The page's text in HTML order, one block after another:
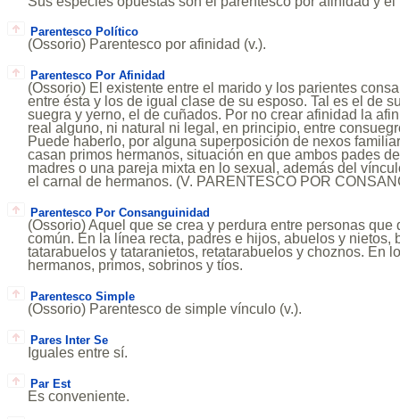
Parentesco Político
(Ossorio) Parentesco por afinidad (v.).
Parentesco Por Afinidad
(Ossorio) El existente entre el marido y los parientes
entre ésta y los de igual clase de su esposo. Tal es el de
suegra y yerno, el de cuñados. Por no crear afinidad la
real alguno, ni natural ni legal, en principio, entre
Puede haberlo, por alguna superposición de nexos
casan primos hermanos, situación en que ambos pades
madres o una pareja mixta en lo sexual, además del
el carnal de hermanos. (V. PARENTESCO POR
Parentesco Por Consanguinidad
(Ossorio) Aquel que se crea y perdura entre personas
común. En la línea recta, padres e hijos, abuelos y nietos,
tatarabuelos y tataranietos, retatarabuelos y choznos. En
hermanos, primos, sobrinos y tíos.
Parentesco Simple
(Ossorio) Parentesco de simple vínculo (v.).
Pares Inter Se
Iguales entre sí.
Par Est
Es conveniente.